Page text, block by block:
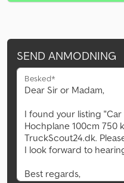
SEND ANMODNING
Besked*